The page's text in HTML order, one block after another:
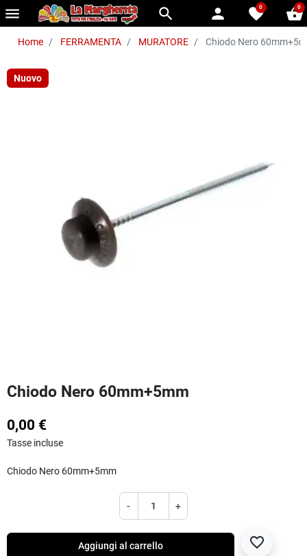
menu search person favorite
0 shopping_basket
0
Home FERRAMENTA MURATORE Chiodo Nero
Nuovo
Chiodo Nero 60mm+5mm
0,00 €
Tasse incluse
Chiodo Nero 60mm+5mm
- +
Aggiungi al carrello favorite_border